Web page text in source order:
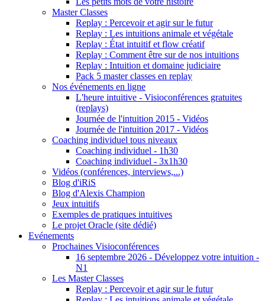
Master Classes
Replay : Percevoir et agir sur le futur
Replay : Les intuitions animale et végétale
Replay : État intuitif et flow créatif
Replay : Comment être sur de nos intuitions
Replay : Intuition et domaine judiciaire
Pack 5 master classes en replay
Nos événements en ligne
L'heure intuitive - Visioconférences gratuites
(replays)
Journée de l'intuition 2015 - Vidéos
Journée de l'intuition 2017 - Vidéos
Coaching individuel tous niveaux
Coaching individuel - 1h30
Coaching individuel - 3x1h30
Vidéos (conférences, interviews,...)
Blog d'iRiS
Blog d'Alexis Champion
Jeux intuitifs
Exemples de pratiques intuitives
Le projet Oracle (site dédié)
Evénements
Prochaines Visioconférences
16 septembre 2026 - Développez votre intuition -
N1
Les Master Classes
Replay : Percevoir et agir sur le futur